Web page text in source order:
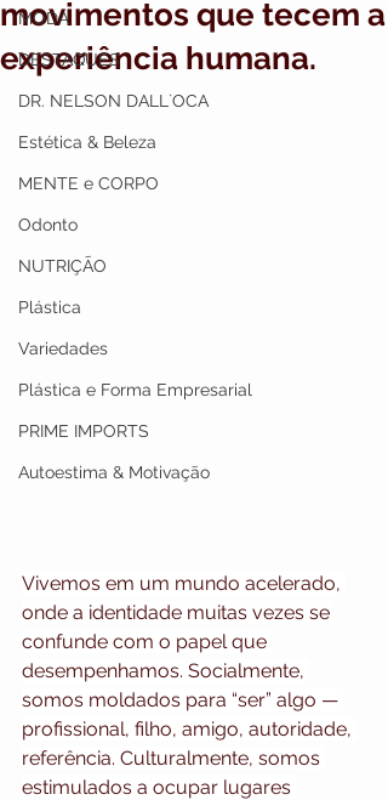
MODA
DESTAQUES
DR. NELSON DALL`OCA
Estética & Beleza
MENTE e CORPO
Odonto
NUTRIÇÃO
Plástica
Variedades
Plástica e Forma Empresarial
PRIME IMPORTS
Autoestima & Motivação
movimentos que tecem a
experiência humana.
Vivemos em um mundo acelerado,
onde a identidade muitas vezes se
confunde com o papel que
desempenhamos. Socialmente,
somos moldados para “ser” algo —
profissional, filho, amigo, autoridade,
referência. Culturalmente, somos
estimulados a ocupar lugares